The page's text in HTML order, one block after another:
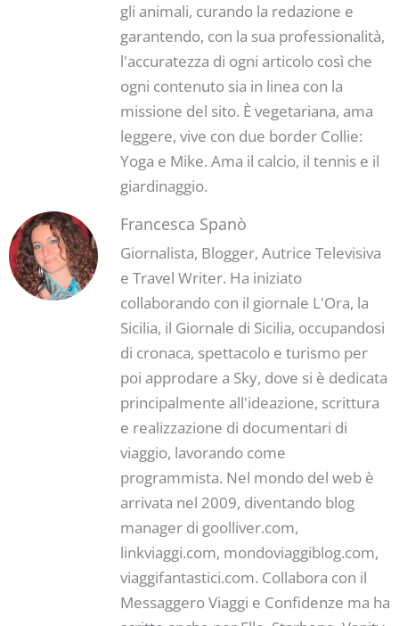
gli animali, curando la redazione e
garantendo, con la sua professionalità,
l'accuratezza di ogni articolo così che
ogni contenuto sia in linea con la
missione del sito. È vegetariana, ama
leggere, vive con due border Collie:
Yoga e Mike. Ama il calcio, il tennis e il
giardinaggio.
Francesca Spanò
Giornalista, Blogger, Autrice Televisiva
e Travel Writer. Ha iniziato
collaborando con il giornale L'Ora, la
Sicilia, il Giornale di Sicilia, occupandosi
di cronaca, spettacolo e turismo per
poi approdare a Sky, dove si è dedicata
principalmente all'ideazione, scrittura
e realizzazione di documentari di
viaggio, lavorando come
programmista. Nel mondo del web è
arrivata nel 2009, diventando blog
manager di goolliver.com,
linkviaggi.com, mondoviaggiblog.com,
viaggifantastici.com. Collabora con il
Messaggero Viaggi e Confidenze ma ha